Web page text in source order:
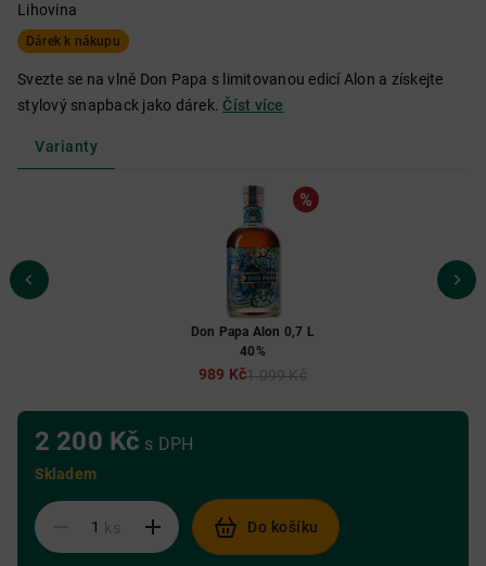
Lihovina
Dárek k nákupu
Svezte se na vlně Don Papa s limitovanou edicí Alon a získejte
stylový snapback jako dárek. Číst více
Varianty
Don Papa Alon 0,7 L
40%
989 Kč1 099 Kč
2 200 Kč s DPH
Skladem
ks Do košíku